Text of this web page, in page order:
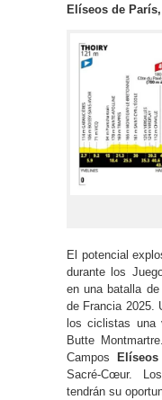
Elíseos de
El potencial
durante los
en una batalla
de Francia 2025.
los ciclistas
Butte
Campos
Elíseos
Sacré-Cœur.
tendrán su